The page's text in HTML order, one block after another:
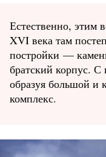
Естественно, этим
XVI века там
постройки —
братский корпус. С
образуя большой и
комплекс.